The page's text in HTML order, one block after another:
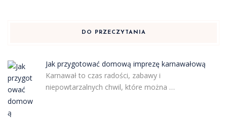
DO PRZECZYTANIA
Jak przygotować domową imprezę karnawałową
Karnawał to czas radości, zabawy i
niepowtarzalnych chwil, które można …